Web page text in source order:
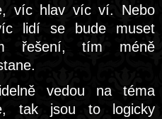
víc hlav víc ví. Nebo
lidí se bude muset
řešení, tím méně
vedou na téma
tak jsou to logicky